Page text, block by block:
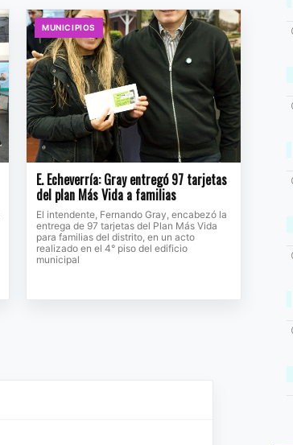
MUNICIPIOS
E. Echeverría: Gray entregó 97 tarjetas
del plan Más Vida a familias
El intendente, Fernando Gray, encabezó la
entrega de 97 tarjetas del Plan Más Vida
para familias del distrito, en un acto
realizado en el 4° piso del edificio
municipal